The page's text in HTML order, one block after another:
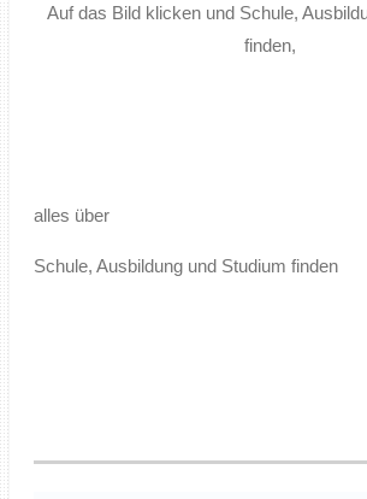
Auf das Bild klicken und Schule,
finden,
alles über
Schule, Ausbildung und Studium finden